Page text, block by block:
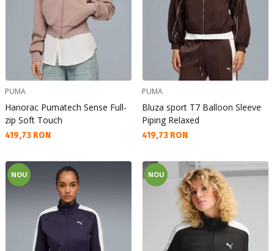
PUMA
Hanorac Pumatech Sense Full-
zip Soft Touch
Текуща цена:
419,73 RON
PUMA
Bluza sport T7 Balloon Sleeve
Piping Relaxed
Текуща цена:
419,73 RON
NOU NOU